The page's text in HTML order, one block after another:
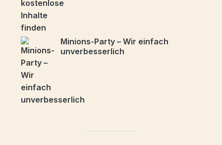
Minions-Party – Wir einfach
unverbesserlich